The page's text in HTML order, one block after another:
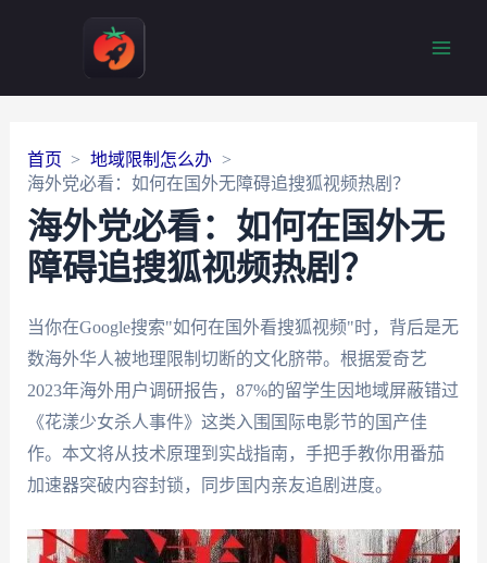
首页
地域限制怎么办
海外党必看：如何在国外无障碍追搜狐视频热剧？
海外党必看：如何在国外无
障碍追搜狐视频热剧？
当你在Google搜索"如何在国外看搜狐视频"时，背后是无
数海外华人被地理限制切断的文化脐带。根据爱奇艺
2023年海外用户调研报告，87%的留学生因地域屏蔽错过
《花漾少女杀人事件》这类入围国际电影节的国产佳
作。本文将从技术原理到实战指南，手把手教你用番茄
加速器突破内容封锁，同步国内亲友追剧进度。